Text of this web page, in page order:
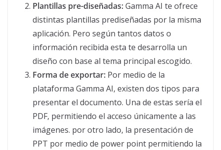
Plantillas pre-diseñadas:Gamma AI te ofrece
distintas plantillas prediseñadas por la misma
aplicación. Pero según tantos datos o
información recibida esta te desarrolla un
diseño con base al tema principal escogido.
Forma de exportar: Por medio de la
plataforma Gamma AI, existen dos tipos para
presentar el documento. Una de estas sería el
PDF, permitiendo el acceso únicamente a las
imágenes. por otro lado, la presentación de
PPT por medio de power point permitiendo la